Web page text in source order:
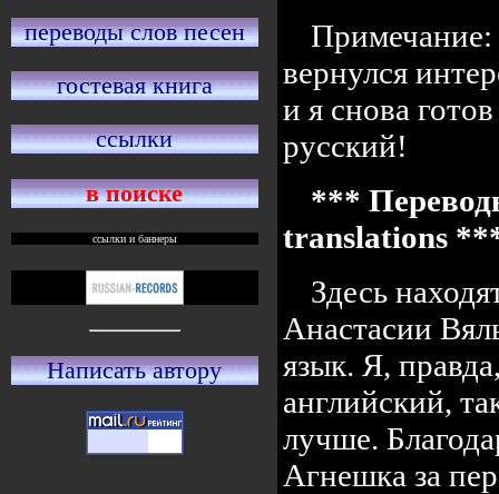
переводы слов песен
гостевая книга
ссылки
в поиске
ссылки и баннеры
Написать автору
Примечание:
вернулся
и я снова
русский!
***
translations
Здесь
Анастасии
язык. Я,
английский,
лучше.
Агнешка за